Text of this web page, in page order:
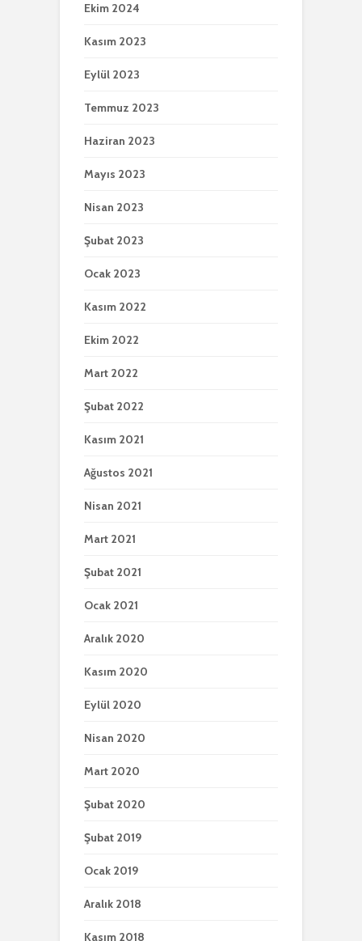
Ekim 2024
Kasım 2023
Eylül 2023
Temmuz 2023
Haziran 2023
Mayıs 2023
Nisan 2023
Şubat 2023
Ocak 2023
Kasım 2022
Ekim 2022
Mart 2022
Şubat 2022
Kasım 2021
Ağustos 2021
Nisan 2021
Mart 2021
Şubat 2021
Ocak 2021
Aralık 2020
Kasım 2020
Eylül 2020
Nisan 2020
Mart 2020
Şubat 2020
Şubat 2019
Ocak 2019
Aralık 2018
Kasım 2018